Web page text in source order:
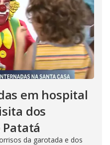
em hospital
dos
da garotada e dos